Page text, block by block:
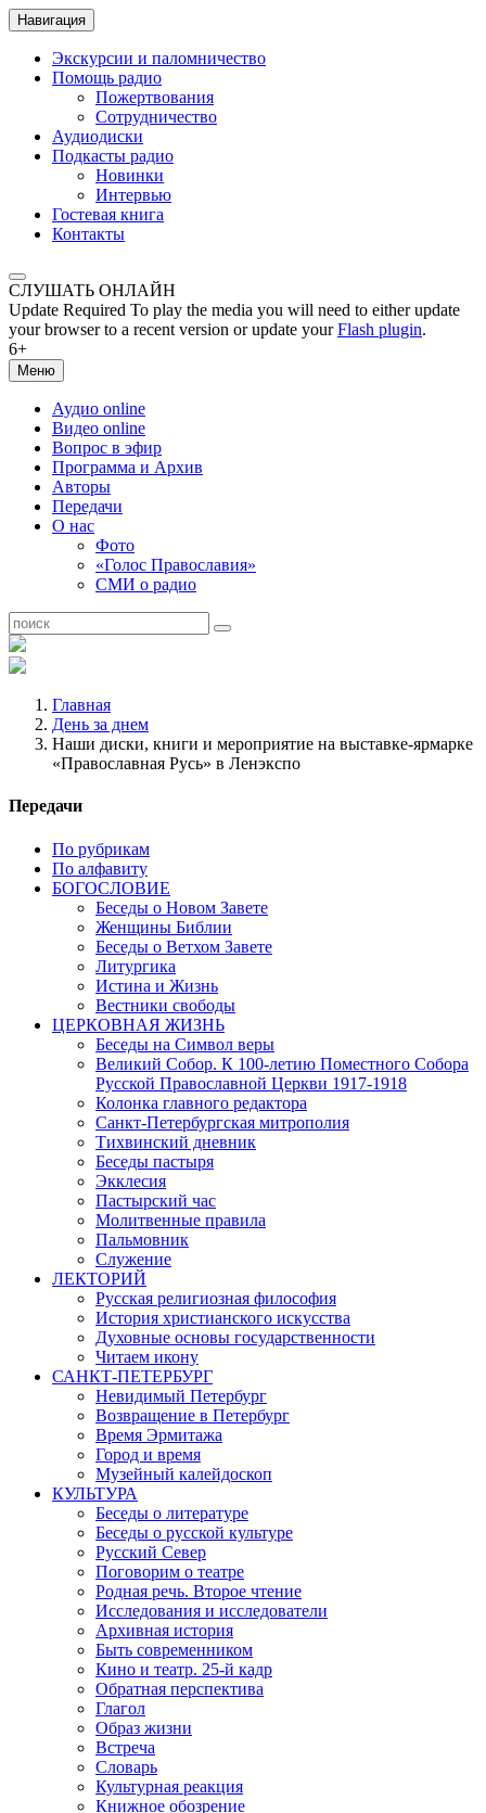
Навигация
Экскурсии и паломничество
Помощь радио
Пожертвования
Сотрудничество
Аудиодиски
Подкасты радио
Новинки
Интервью
Гостевая книга
Контакты
СЛУШАТЬ ОНЛАЙН
Update Required To play the media you will need to either update
your browser to a recent version or update yourFlash plugin.
6+
Меню
Аудио online
Видео online
Вопрос в эфир
Программа и Архив
Авторы
Передачи
О нас
Фото
«Голос Православия»
СМИ о радио
Главная
День за днем
Наши диски, книги и мероприятие на выставке-ярмарке
«Православная Русь» в Ленэкспо
Передачи
По рубрикам
По алфавиту
БОГОСЛОВИЕ
Беседы о Новом Завете
Женщины Библии
Беседы о Ветхом Завете
Литургика
Истина и Жизнь
Вестники свободы
ЦЕРКОВНАЯ ЖИЗНЬ
Беседы на Символ веры
Великий Собор. К 100-летию Поместного Собора
Русской Православной Церкви 1917-1918
Колонка главного редактора
Санкт-Петербургская митрополия
Тихвинский дневник
Беседы пастыря
Экклесия
Пастырский час
Молитвенные правила
Пальмовник
Служение
ЛЕКТОРИЙ
Русская религиозная философия
История христианского искусства
Духовные основы государственности
Читаем икону
САНКТ-ПЕТЕРБУРГ
Невидимый Петербург
Возвращение в Петербург
Время Эрмитажа
Город и время
Музейный калейдоскоп
КУЛЬТУРА
Беседы о литературе
Беседы о русской культуре
Русский Север
Поговорим о театре
Родная речь. Второе чтение
Исследования и исследователи
Архивная история
Быть современником
Кино и театр. 25-й кадр
Обратная перспектива
Глагол
Образ жизни
Встреча
Словарь
Культурная реакция
Книжное обозрение